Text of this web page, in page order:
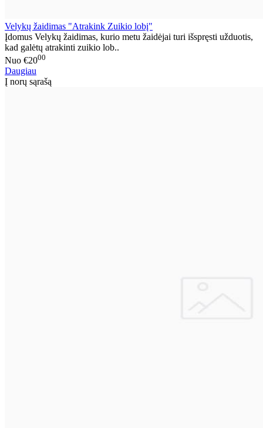
Velykų žaidimas "Atrakink Zuikio lobį"
Įdomus Velykų žaidimas, kurio metu žaidėjai turi išspręsti užduotis,
kad galėtų atrakinti zuikio lob..
Nuo €2000
Daugiau
Į norų sąrašą